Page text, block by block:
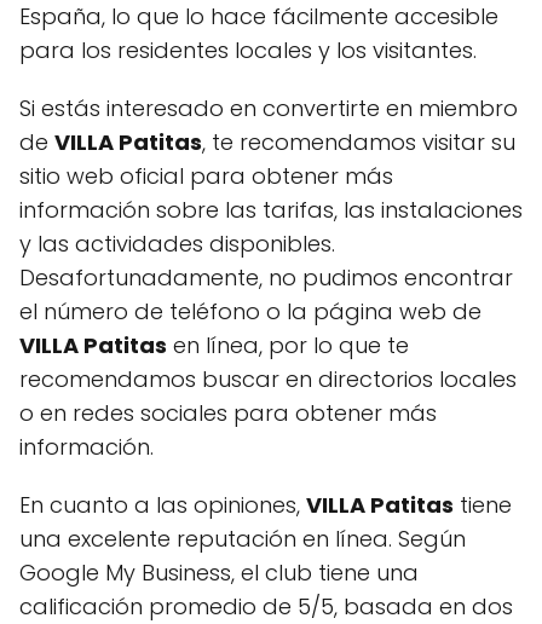
España, lo que lo hace fácilmente accesible
para los residentes locales y los visitantes.
Si estás interesado en convertirte en miembro
de VILLA Patitas, te recomendamos visitar su
sitio web oficial para obtener más
información sobre las tarifas, las instalaciones
y las actividades disponibles.
Desafortunadamente, no pudimos encontrar
el número de teléfono o la página web de
VILLA Patitas en línea, por lo que te
recomendamos buscar en directorios locales
o en redes sociales para obtener más
información.
En cuanto a las opiniones, VILLA Patitas tiene
una excelente reputación en línea. Según
Google My Business, el club tiene una
calificación promedio de 5/5, basada en dos